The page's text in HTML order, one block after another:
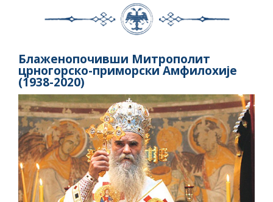
Блаженопочивши Митрополит
црногорско-приморски Амфилохије
(1938-2020)